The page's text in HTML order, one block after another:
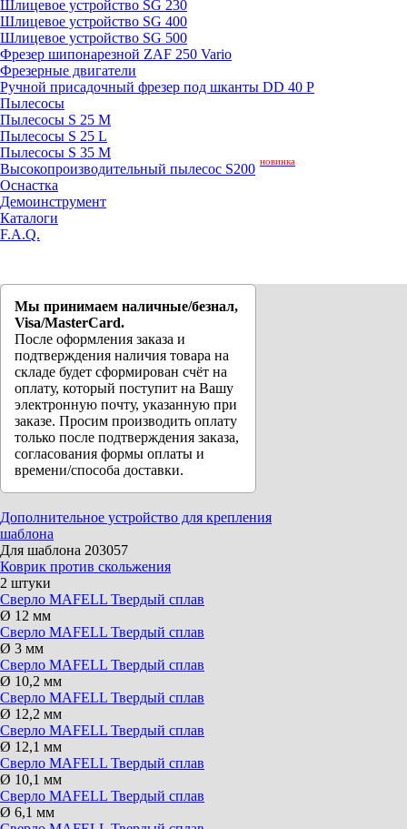
Шлицевое устройство SG 230
Шлицевое устройство SG 400
Шлицевое устройство SG 500
Фрезер шипонарезной ZAF 250 Vario
Фрезерные двигатели
Ручной присадочный фрезер под шканты DD 40 P
Пылесосы
Пылесосы S 25 M
Пылесосы S 25 L
Пылесосы S 35 M
Высокопроизводительный пылесос S200 новинка
Оснастка
Демоинструмент
Каталоги
F.A.Q.
Мы принимаем наличные/безнал,
Visa/MasterCard.
После оформления заказа и
подтверждения наличия товара на
складе будет сформирован счёт на
оплату, который поступит на Вашу
электронную почту, указанную при
заказе. Просим производить оплату
только после подтверждения заказа,
согласования формы оплаты и
времени/способа доставки.
Дополнительное устройство для крепления
шаблона
Для шаблона 203057
Коврик против скольжения
2 штуки
Сверло MAFELL Твердый сплав
Ø 12 мм
Сверло MAFELL Твердый сплав
Ø 3 мм
Сверло MAFELL Твердый сплав
Ø 10,2 мм
Сверло MAFELL Твердый сплав
Ø 12,2 мм
Сверло MAFELL Твердый сплав
Ø 12,1 мм
Сверло MAFELL Твердый сплав
Ø 10,1 мм
Сверло MAFELL Твердый сплав
Ø 6,1 мм